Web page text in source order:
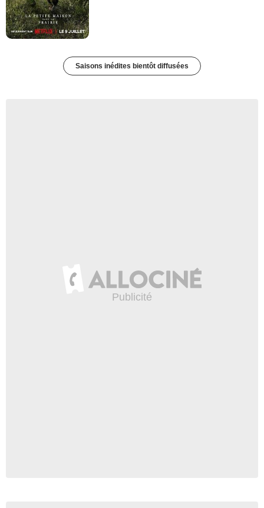
Saisons inédites bientôt diffusées